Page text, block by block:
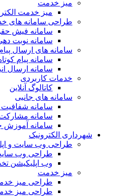
میز خدمت
میز خدمت
طراحی سامانه های
سامانه فیش
سامانه نوبت
سامانه های ارسال
سامانه پیام
سامانه ارسال
خدمات کاربردی
کاتالوگ آنلاین
سامانه های جانبی
سامانه
سامانه
سامانه آموزش
شهرداری الکترونیک
طراحی وب سایت و
طراحی وب
وب اپلیکیشن
میز خدمت
طراحی میز
طراحی میز